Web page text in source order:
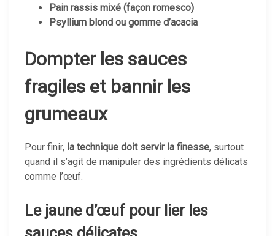
Pain rassis mixé (façon romesco)
Psyllium blond ou gomme d’acacia
Dompter les sauces
fragiles et bannir les
grumeaux
Pour finir, la technique doit servir la finesse, surtout
quand il s’agit de manipuler des ingrédients délicats
comme l’œuf.
Le jaune d’œuf pour lier les